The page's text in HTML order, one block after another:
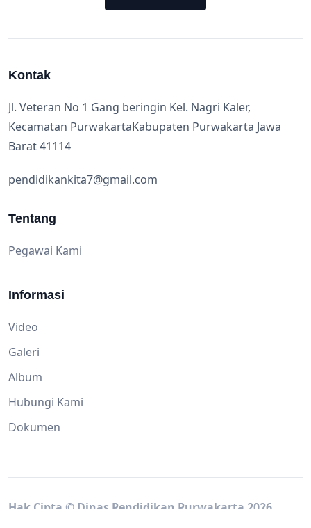
Kontak
Jl. Veteran No 1 Gang beringin Kel. Nagri Kaler,
Kecamatan PurwakartaKabupaten Purwakarta Jawa
Barat 41114
pendidikankita7@gmail.com
Tentang
Pegawai Kami
Informasi
Video
Galeri
Album
Hubungi Kami
Dokumen
Hak Cipta © Dinas Pendidikan Purwakarta 2026